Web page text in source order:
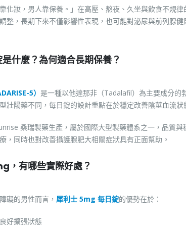
化妝，男人靠保養。」在高壓、熬夜、久坐與飲食不規
整，長期下來不僅影響性表現，也可能對泌尿與前列腺
什麼？為何適合長期保養？
5） 是一種以他達那非（Tadalafil）為主要成分的
壯陽藥不同，每日錠的設計重點在於穩定改善陰莖血流
桑瑞製藥生產，屬於國際大型製藥體系之一，品質與
，同時也對改善攝護腺肥大相關症狀具有正面幫助。
，有哪些實際好處？
礙的男性而言， 犀利士 5mg 每日錠的優勢在於：
好擴張狀態